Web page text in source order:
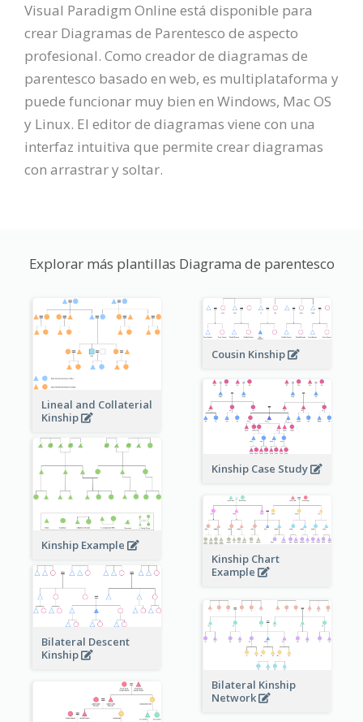
Visual Paradigm Online está disponible para
crear Diagramas de Parentesco de aspecto
profesional. Como creador de diagramas de
parentesco basado en web, es multiplataforma y
puede funcionar muy bien en Windows, Mac OS
y Linux. El editor de diagramas viene con una
interfaz intuitiva que permite crear diagramas
con arrastrar y soltar.
Explorar más plantillas Diagrama de parentesco
Lineal and Collaterial
Kinship
Cousin Kinship
Kinship Case Study
Kinship Example
Kinship Chart
Example
Bilateral Descent
Kinship
Bilateral Kinship
Network